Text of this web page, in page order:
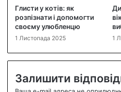
Глисти у котів: як
розпізнати і допомогти
своєму улюбленцю
1 Листопада 2025 1
Залишити